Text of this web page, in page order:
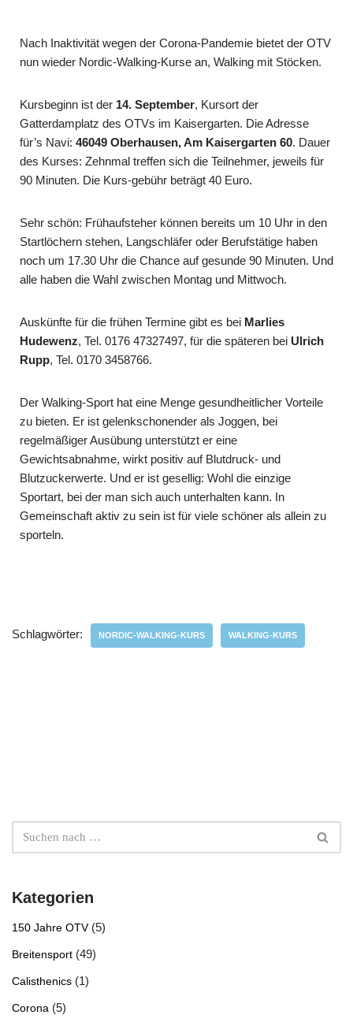
Nach Inaktivität wegen der Corona-Pandemie bietet der OTV
nun wieder Nordic-Walking-Kurse an, Walking mit Stöcken.
Kursbeginn ist der 14. September, Kursort der
Gatterdamplatz des OTVs im Kaisergarten. Die Adresse
für’s Navi: 46049 Oberhausen, Am Kaisergarten 60. Dauer
des Kurses: Zehnmal treffen sich die Teilnehmer, jeweils für
90 Minuten. Die Kurs-gebühr beträgt 40 Euro.
Sehr schön: Frühaufsteher können bereits um 10 Uhr in den
Startlöchern stehen, Langschläfer oder Berufstätige haben
noch um 17.30 Uhr die Chance auf gesunde 90 Minuten. Und
alle haben die Wahl zwischen Montag und Mittwoch.
Auskünfte für die frühen Termine gibt es bei Marlies
Hudewenz, Tel. 0176 47327497, für die späteren bei Ulrich
Rupp, Tel. 0170 3458766.
Der Walking-Sport hat eine Menge gesundheitlicher Vorteile
zu bieten. Er ist gelenkschonender als Joggen, bei
regelmäßiger Ausübung unterstützt er eine
Gewichtsabnahme, wirkt positiv auf Blutdruck- und
Blutzuckerwerte. Und er ist gesellig: Wohl die einzige
Sportart, bei der man sich auch unterhalten kann. In
Gemeinschaft aktiv zu sein ist für viele schöner als allein zu
sporteln.
Schlagwörter: NORDIC-WALKING-KURS WALKING-KURS
Kategorien
150 Jahre OTV(5)
Breitensport (49)
Calisthenics (1)
Corona (5)